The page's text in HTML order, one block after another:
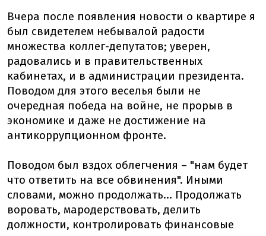
Вчера после появления новости о квартире я
был свидетелем небывалой радости
множества коллег-депутатов; уверен,
радовались и в правительственных
кабинетах, и в администрации президента.
Поводом для этого веселья были не
очередная победа на войне, не прорыв в
экономике и даже не достижение на
антикоррупционном фронте.
Поводом был вздох облегчения – "нам будет
что ответить на все обвинения". Иными
словами, можно продолжать... Продолжать
воровать, мародерствовать, делить
должности, контролировать финансовые